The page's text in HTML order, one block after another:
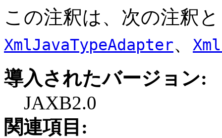
この注釈は、次の注釈
XmlJavaTypeAdapter、
導入されたバージョン:
JAXB2.0
関連項目: